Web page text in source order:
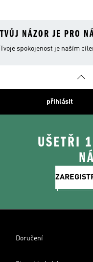
TVŮJ NÁZOR JE PRO
Tvoje spokojenost je naším
přihlásit
UŠETŘI
Doručení